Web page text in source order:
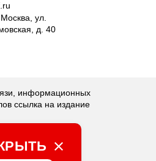
ул.
д. 40
информационных
ссылка на издание